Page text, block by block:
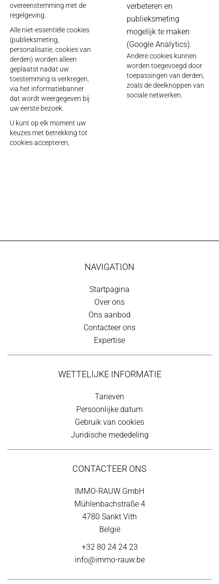
overeenstemming met de
regelgeving.
Alle niet-essentiële cookies
(publieksmeting,
personalisatie, cookies van
derden) worden alleen
geplaatst nadat uw
toestemming is verkregen,
via het informatiebanner
dat wordt weergegeven bij
uw eerste bezoek.
U kunt op elk moment uw
keuzes met betrekking tot
cookies accepteren,
verbeteren en
publieksmeting
mogelijk te maken
(Google Analytics).
Andere cookies kunnen
worden toegevoegd door
toepassingen van derden,
zoals de deelknoppen van
sociale netwerken.
NAVIGATION
Startpagina
Over ons
Ons aanbod
Contacteer ons
Expertise
WETTELIJKE INFORMATIE
Tarieven
Persoonlijke datum
Gebruik van cookies
Juridische mededeling
CONTACTEER ONS
IMMO-RAUW GmbH
Mühlenbachstraße 4
4780 Sankt Vith
België
+32 80 24 24 23
info@immo-rauw.be